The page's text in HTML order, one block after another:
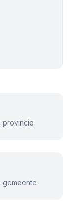
provincie
gemeente